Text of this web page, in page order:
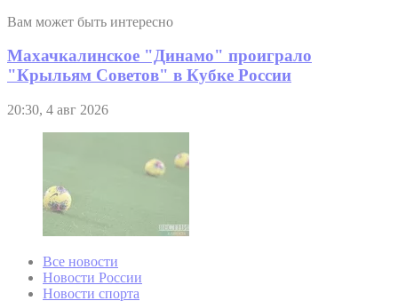
Вам может быть интересно
Махачкалинское "Динамо" проиграло
"Крыльям Советов" в Кубке России
20:30, 4 авг 2026
Все новости
Новости России
Новости спорта